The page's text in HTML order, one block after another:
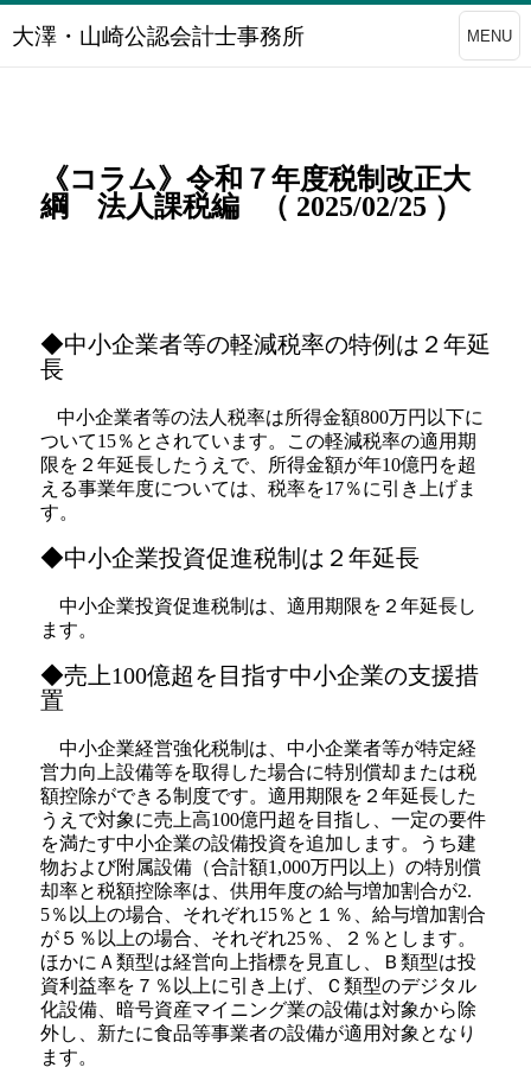
大澤・山崎公認会計士事務所 MENU
《コラム》令和７年度税制改正大
綱 法人課税編 （ 2025/02/25 ）
◆中小企業者等の軽減税率の特例は２年延
長
中小企業者等の法人税率は所得金額800万円以下に
ついて15％とされています。この軽減税率の適用期
限を２年延長したうえで、所得金額が年10億円を超
える事業年度については、税率を17％に引き上げま
す。
◆中小企業投資促進税制は２年延長
中小企業投資促進税制は、適用期限を２年延長し
ます。
◆売上100億超を目指す中小企業の支援措
置
中小企業経営強化税制は、中小企業者等が特定経
営力向上設備等を取得した場合に特別償却または税
額控除ができる制度です。適用期限を２年延長した
うえで対象に売上高100億円超を目指し、一定の要件
を満たす中小企業の設備投資を追加します。うち建
物および附属設備（合計額1,000万円以上）の特別償
却率と税額控除率は、供用年度の給与増加割合が2.
5％以上の場合、それぞれ15％と１％、給与増加割合
が５％以上の場合、それぞれ25％、２％とします。
ほかにＡ類型は経営向上指標を見直し、Ｂ類型は投
資利益率を７％以上に引き上げ、Ｃ類型のデジタル
化設備、暗号資産マイニング業の設備は対象から除
外し、新たに食品等事業者の設備が適用対象となり
ます。